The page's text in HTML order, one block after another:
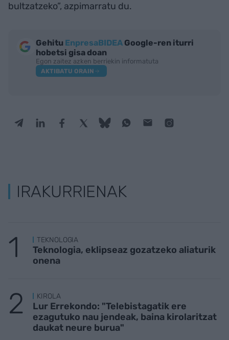
bultzatzeko”, azpimarratu du.
Gehitu EnpresaBIDEA Google-ren iturri
hobetsi gisa doan
Egon zaitez azken berriekin informatuta
AKTIBATU ORAIN
IRAKURRIENAK
TEKNOLOGIA
Teknologia, eklipseaz gozatzeko aliaturik
onena
KIROLA
Lur Errekondo: "Telebistagatik ere
ezagutuko nau jendeak, baina kirolaritzat
daukat neure burua"